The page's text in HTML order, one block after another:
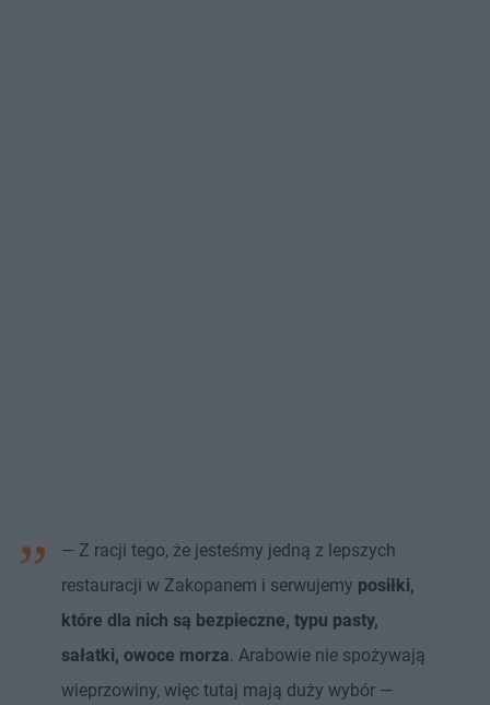
— Z racji tego, że jesteśmy jedną z lepszych
restauracji w Zakopanem i serwujemy posiłki,
które dla nich są bezpieczne, typu pasty,
sałatki, owoce morza. Arabowie nie spożywają
wieprzowiny, więc tutaj mają duży wybór —